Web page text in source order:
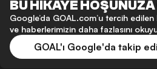
BU HİKAYE
Google’da GOAL.com’u tercih
ve haberlerimizin daha fazlasını
GOAL'ı Google'da takip